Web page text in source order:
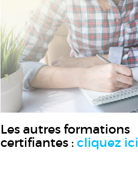
Les autres formations
certifiantes : cliquez ici